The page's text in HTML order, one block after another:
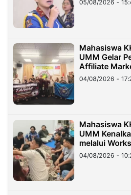
05/08/2026 -
Mahasiswa
UMM Gelar
Affiliate
Migran
04/08/2026 -
Mahasiswa
UMM
melalui
di Taiwan
04/08/2026 -